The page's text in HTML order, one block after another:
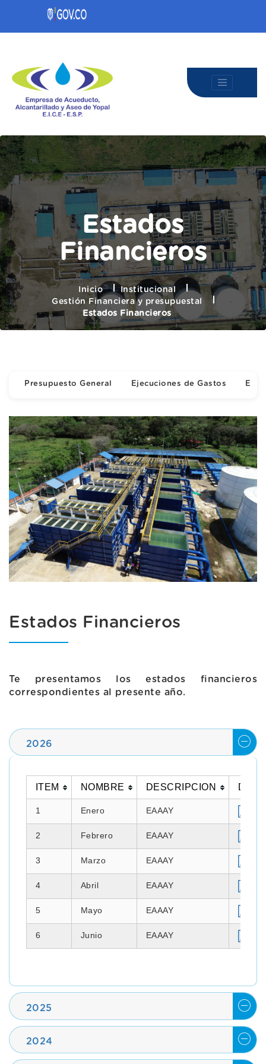
Estados
Financieros
Inicio
Institucional
Gestión Financiera y presupuestal
Estados Financieros
Presupuesto General Ejecuciones de Gastos
Estados Financieros
Te presentamos los estados financieros
correspondientes al presente año.
2026
ITEM NOMBRE DESCRIPCION
1 Enero EAAAY
2 Febrero EAAAY
3 Marzo EAAAY
4 Abril EAAAY
5 Mayo EAAAY
6 Junio EAAAY
2025
2024